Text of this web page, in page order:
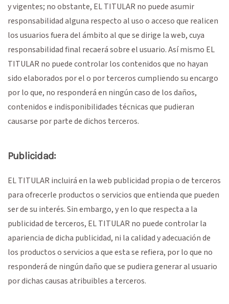
y vigentes; no obstante, EL TITULAR no puede asumir
responsabilidad alguna respecto al uso o acceso que realicen
los usuarios fuera del ámbito al que se dirige la web, cuya
responsabilidad final recaerá sobre el usuario. Así mismo EL
TITULAR no puede controlar los contenidos que no hayan
sido elaborados por el o por terceros cumpliendo su encargo
por lo que, no responderá en ningún caso de los daños,
contenidos e indisponibilidades técnicas que pudieran
causarse por parte de dichos terceros.
Publicidad:
EL TITULAR incluirá en la web publicidad propia o de terceros
para ofrecerle productos o servicios que entienda que pueden
ser de su interés. Sin embargo, y en lo que respecta a la
publicidad de terceros, EL TITULAR no puede controlar la
apariencia de dicha publicidad, ni la calidad y adecuación de
los productos o servicios a que esta se refiera, por lo que no
responderá de ningún daño que se pudiera generar al usuario
por dichas causas atribuibles a terceros.